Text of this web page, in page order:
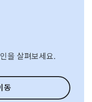
을 살펴보세요.
동